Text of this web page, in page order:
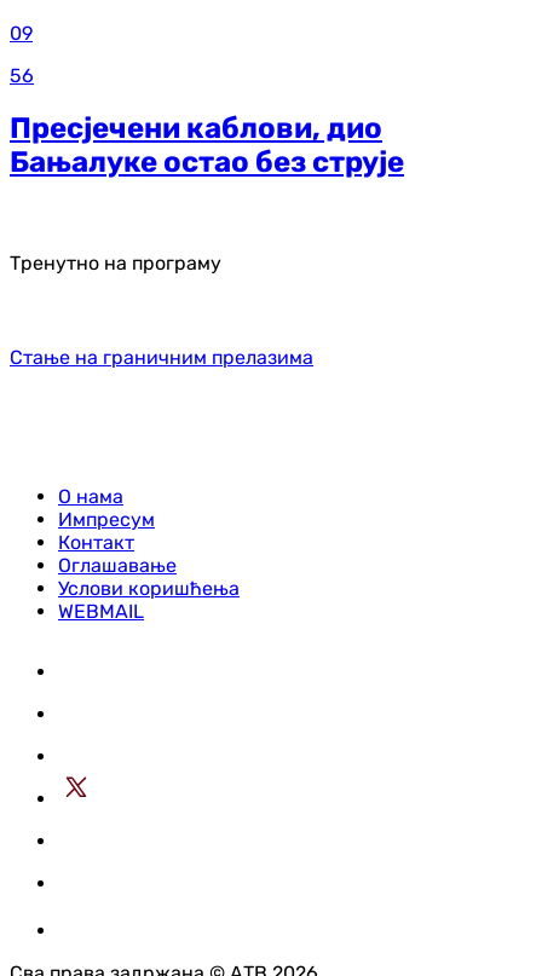
09
56
Пресјечени каблови, дио
Бањалуке остао без струје
Тренутно на програму
Стање на граничним прелазима
О нама
Импресум
Контакт
Оглашавање
Услови коришћења
WEBMAIL